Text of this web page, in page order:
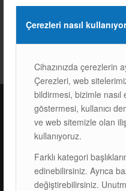
Çerezleri nasıl
Cihazınızda çerezlerin
Çerezleri, web
bildirmesi, bizimle
göstermesi, kullanıcı
ve web sitemizle olan
kullanıyoruz.
Farklı kategori
edinebilirsiniz. Ayrıca
değiştirebilirsiniz.
ISOTEC Türkiye
ISOTEC Enerji A.Ş.
Çerkeşli Mah. İmes OSB
Kocaeli Dilovası Türkiye